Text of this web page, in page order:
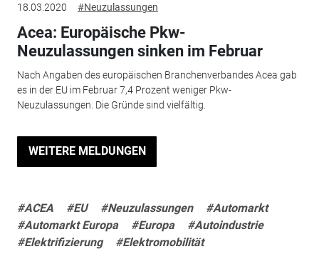
18.03.2020 #Neuzulassungen
Acea: Europäische Pkw-
Neuzulassungen sinken im Februar
Nach Angaben des europäischen Branchenverbandes Acea gab
es in der EU im Februar 7,4 Prozent weniger Pkw-
Neuzulassungen. Die Gründe sind vielfältig.
WEITERE MELDUNGEN
#ACEA #EU #Neuzulassungen
#Automarkt
#Automarkt Europa
#Europa
#Autoindustrie
#Elektrifizierung
#Elektromobilität